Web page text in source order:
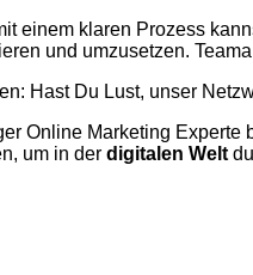
einem klaren Prozess
und umzusetzen.
Hast Du Lust, unser
Online Marketing
um in der digitalen Welt